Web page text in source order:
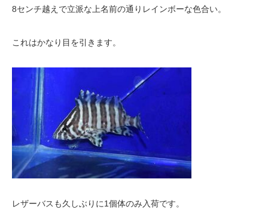
8センチ越えで立派な上名前の通りレインボーな色合い。
これはかなり目を引きます。
レザーバスも久しぶりに1個体のみ入荷です。